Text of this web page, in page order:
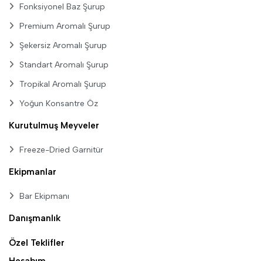
Fonksiyonel Baz Şurup
Premium Aromalı Şurup
Şekersiz Aromalı Şurup
Standart Aromalı Şurup
Tropikal Aromalı Şurup
Yoğun Konsantre Öz
Kurutulmuş Meyveler
Freeze-Dried Garnitür
Ekipmanlar
Bar Ekipmanı
Danışmanlık
Özel Teklifler